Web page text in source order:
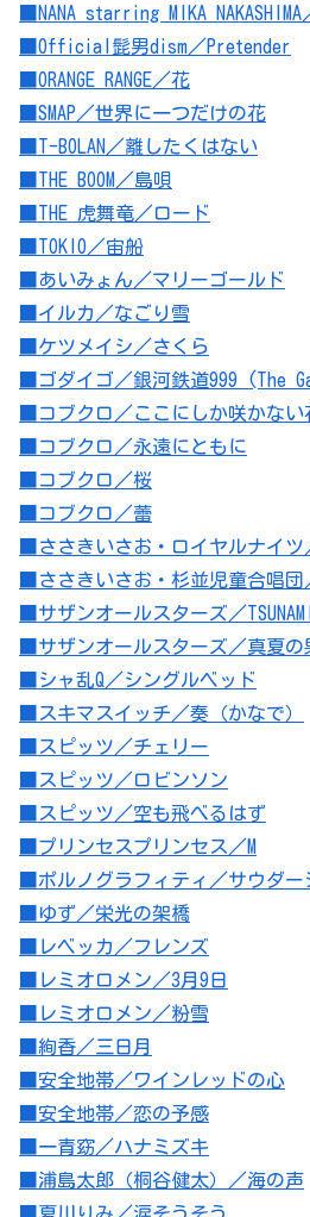
■NANA starring MIKA NAKASHIMA／
■Official髭男dism／Pretender
■ORANGE RANGE／花
■SMAP／世界に一つだけの花
■T-BOLAN／離したくはない
■THE BOOM／島唄
■THE 虎舞竜／ロード
■TOKIO／宙船
■あいみょん／マリーゴールド
■イルカ／なごり雪
■ケツメイシ／さくら
■ゴダイゴ／銀河鉄道999 (The
■コブクロ／ここにしか咲かない
■コブクロ／永遠にともに
■コブクロ／桜
■コブクロ／蕾
■ささきいさお・ロイヤルナイツ
■ささきいさお・杉並児童合唱団
■サザンオールスターズ／TSUNAMI
■サザンオールスターズ／真夏の
■シャ乱Q／シングルベッド
■スキマスイッチ／奏（かなで）
■スピッツ／チェリー
■スピッツ／ロビンソン
■スピッツ／空も飛べるはず
■プリンセスプリンセス／M
■ポルノグラフィティ／サウダー
■ゆず／栄光の架橋
■レベッカ／フレンズ
■レミオロメン／3月9日
■レミオロメン／粉雪
■絢香／三日月
■安全地帯／ワインレッドの心
■安全地帯／恋の予感
■一青窈／ハナミズキ
■浦島太郎（桐谷健太）／海の声
■夏川りみ／涙そうそう